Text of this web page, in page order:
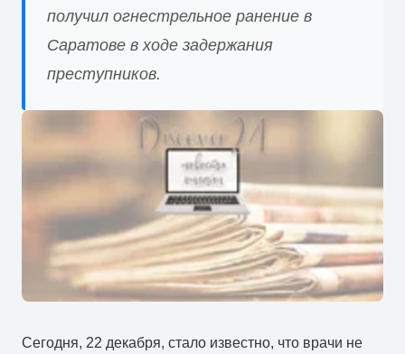
получил огнестрельное ранение в
Саратове в ходе задержания
преступников.
Сегодня, 22 декабря, стало известно, что врачи не